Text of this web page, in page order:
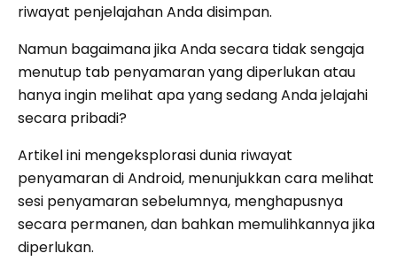
riwayat penjelajahan Anda disimpan.
Namun bagaimana jika Anda secara tidak sengaja
menutup tab penyamaran yang diperlukan atau
hanya ingin melihat apa yang sedang Anda jelajahi
secara pribadi?
Artikel ini mengeksplorasi dunia riwayat
penyamaran di Android, menunjukkan cara melihat
sesi penyamaran sebelumnya, menghapusnya
secara permanen, dan bahkan memulihkannya jika
diperlukan.